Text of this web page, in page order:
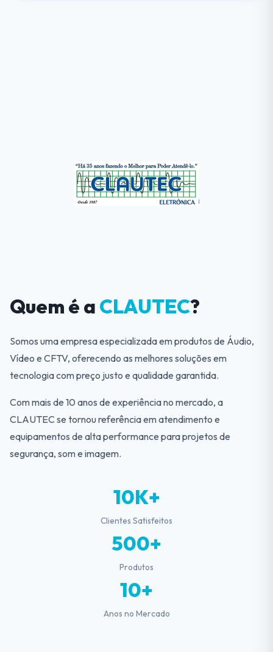
Quem é a CLAUTEC?
Somos uma empresa especializada em produtos de Áudio,
Vídeo e CFTV, oferecendo as melhores soluções em
tecnologia com preço justo e qualidade garantida.
Com mais de 10 anos de experiência no mercado, a
CLAUTEC se tornou referência em atendimento e
equipamentos de alta performance para projetos de
segurança, som e imagem.
10K+
Clientes Satisfeitos
500+
Produtos
10+
Anos no Mercado